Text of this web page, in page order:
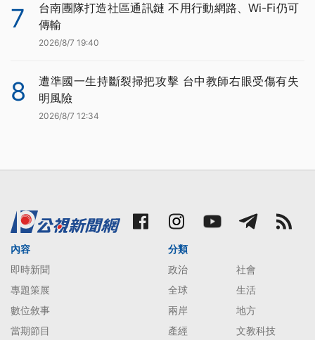
7
台南團隊打造社區通訊鏈 不用行動網路、Wi-Fi仍可
傳輸
2026/8/7 19:40
8
遭準國一生持斷裂掃把攻擊 台中教師右眼受傷有失
明風險
2026/8/7 12:34
內容
即時新聞
專題策展
數位敘事
當期節目
分類
政治
社會
全球
生活
兩岸
地方
產經
文教科技